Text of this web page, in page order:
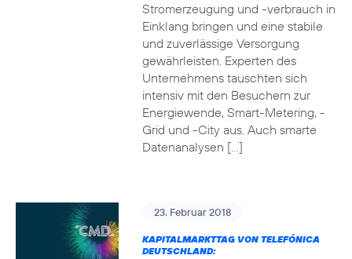
Stromerzeugung und -verbrauch in
Einklang bringen und eine stabile
und zuverlässige Versorgung
gewährleisten. Experten des
Unternehmens tauschten sich
intensiv mit den Besuchern zur
Energiewende, Smart-Metering, -
Grid und -City aus. Auch smarte
Datenanalysen […]
23. Februar 2018
KAPITALMARKTTAG VON TELEFÓNICA
DEUTSCHLAND: